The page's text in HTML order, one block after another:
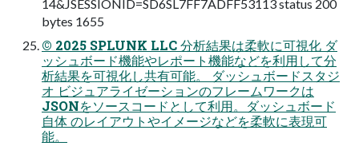
14&JSESSIONID=SD6SL7FF7ADFF53113 status 200
bytes 1655
© 2025 SPLUNK LLC 分析結果は柔軟に可視化 ダ
ッシュボード機能やレポート機能などを利用して分
析結果を可視化し共有可能。 ダッシュボードスタジ
オ ビジュアライゼーションのフレームワークは
JSONをソースコードとして利用。ダッシュボード
自体 のレイアウトやイメージなどを柔軟に表現可
能。